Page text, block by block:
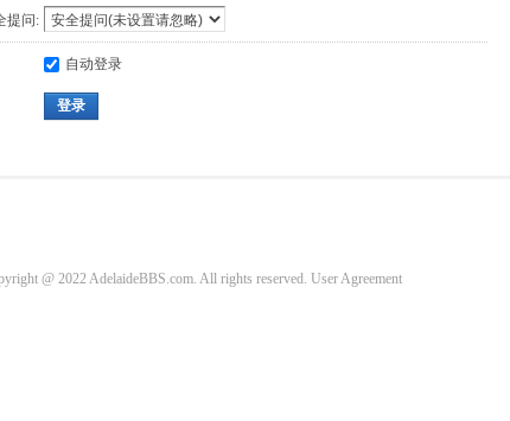
提问:
自动登录
登录
@ 2022 AdelaideBBS.com. All rights reserved. User Agreement